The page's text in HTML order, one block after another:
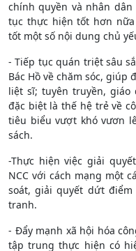
chính quyền và nhân
tục thực hiện tốt hơn nữa
tốt một số nội dung chủ
- Tiếp tục quán triệt sâu
Bác Hồ về chăm sóc,
liệt sĩ; tuyên truyền,
đặc biệt là thế hệ trẻ về
tiêu biểu vượt khó vươn
sách.
-Thực hiện việc giải
NCC với cách mạng một
soát, giải quyết dứt
tranh.
- Đẩy mạnh xã hội hóa
tập trung thực hiện có